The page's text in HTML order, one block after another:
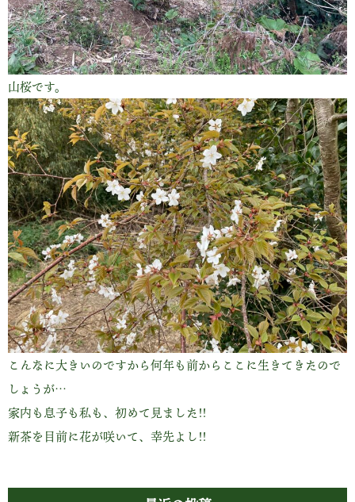
山桜です。
こんなに大きいのですから何年も前からここに生きてきたので
しょうが…
家内も息子も私も、初めて見ました!!
新茶を目前に花が咲いて、幸先よし!!